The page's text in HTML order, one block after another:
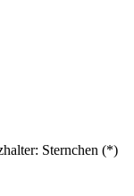
Sternchen (*)